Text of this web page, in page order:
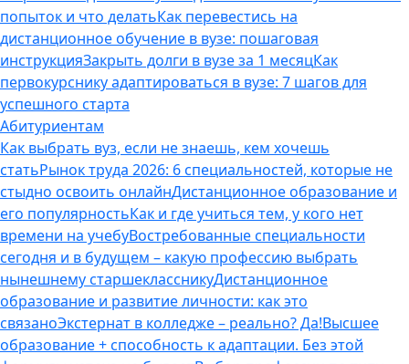
попыток и что делатьКак перевестись на
дистанционное обучение в вузе: пошаговая
инструкцияЗакрыть долги в вузе за 1 месяцКак
первокурснику адаптироваться в вузе: 7 шагов для
успешного старта
Абитуриентам
Как выбрать вуз, если не знаешь, кем хочешь
статьРынок труда 2026: 6 специальностей, которые не
стыдно освоить онлайнДистанционное образование и
его популярностьКак и где учиться тем, у кого нет
времени на учебуВостребованные специальности
сегодня и в будущем – какую профессию выбрать
нынешнему старшеклассникуДистанционное
образование и развитие личности: как это
связаноЭкстернат в колледже – реально? Да!Высшее
образование + способность к адаптации. Без этой